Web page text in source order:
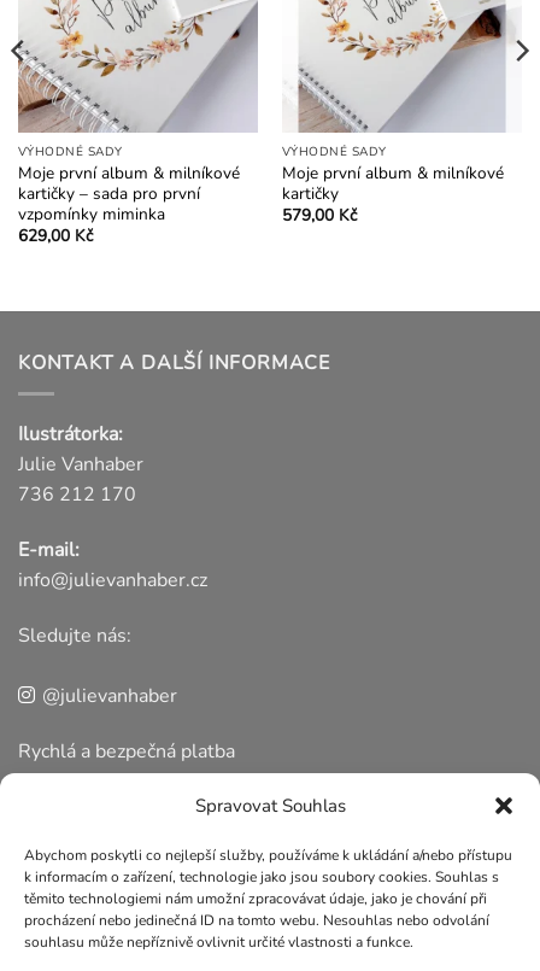
Spravovat Souhlas
Abychom poskytli co nejlepší služby, používáme k ukládání a/nebo přístupu
k informacím o zařízení, technologie jako jsou soubory cookies. Souhlas s
těmito technologiemi nám umožní zpracovávat údaje, jako je chování při
procházení nebo jedinečná ID na tomto webu. Nesouhlas nebo odvolání
souhlasu může nepříznivě ovlivnit určité vlastnosti a funkce.
VÝHODNÉ SADY
Moje první album & milníkové
kartičky – sada pro první
vzpomínky miminka
629,00 Kč
VÝHODNÉ SADY
Moje první album & milníkové
kartičky
579,00 Kč
KONTAKT A DALŠÍ INFORMACE
Ilustrátorka:
Julie Vanhaber
736 212 170
E-mail:
info@julievanhaber.cz
Sledujte nás:
@julievanhaber
Rychlá a bezpečná platba
Nakupování ▾